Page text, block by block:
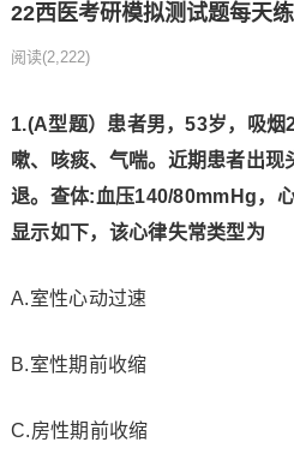
22西医考研模拟测试题每天
阅读(2,222)
1.(A型题）患者男，53岁，吸
嗽、咳痰、气喘。近期患者出
退。 查体:血压140/80mmHg，
显示如下，该心律失常类型为
A.室性心动过速
B.室性期前收缩
C.房性期前收缩